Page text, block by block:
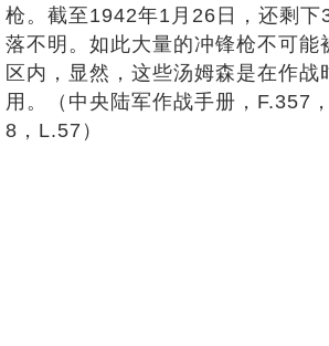
枪。截至1942年1月26日，还剩下
落不明。如此大量的冲锋枪不可能
区内，显然，这些汤姆森是在作战
用。（中央陆军作战手册，F.357
8，L.57）